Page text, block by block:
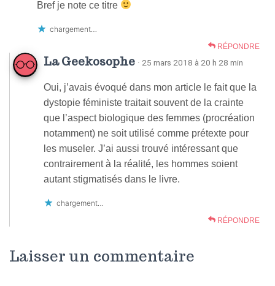
Bref je note ce titre
chargement…
RÉPONDRE
La Geekosophe · 25 mars 2018 à 20 h 28 min
Oui, j’avais évoqué dans mon article le fait que la
dystopie féministe traitait souvent de la crainte
que l’aspect biologique des femmes (procréation
notamment) ne soit utilisé comme prétexte pour
les museler. J’ai aussi trouvé intéressant que
contrairement à la réalité, les hommes soient
autant stigmatisés dans le livre.
chargement…
RÉPONDRE
Laisser un commentaire